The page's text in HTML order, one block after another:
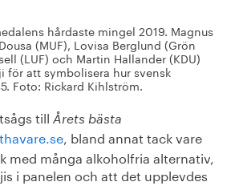
hårdaste mingel 2019. Magnus
(MUF), Lovisa Berglund (Grön
(LUF) och Martin Hallander (KDU)
för att symbolisera hur svensk
Foto: Rickard Kihlström.
till Årets bästa
, bland annat tack vare
med många alkoholfria alternativ,
i panelen och att det upplevdes